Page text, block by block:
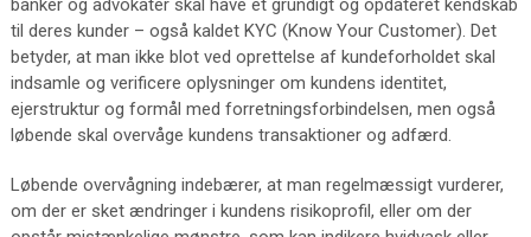
banker og advokater skal have et grundigt og opdateret kendskab
til deres kunder – også kaldet KYC (Know Your Customer). Det
betyder, at man ikke blot ved oprettelse af kundeforholdet skal
indsamle og verificere oplysninger om kundens identitet,
ejerstruktur og formål med forretningsforbindelsen, men også
løbende skal overvåge kundens transaktioner og adfærd.
Løbende overvågning indebærer, at man regelmæssigt vurderer,
om der er sket ændringer i kundens risikoprofil, eller om der